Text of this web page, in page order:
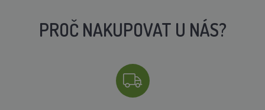
PROČ NAKUPOVAT U NÁS?